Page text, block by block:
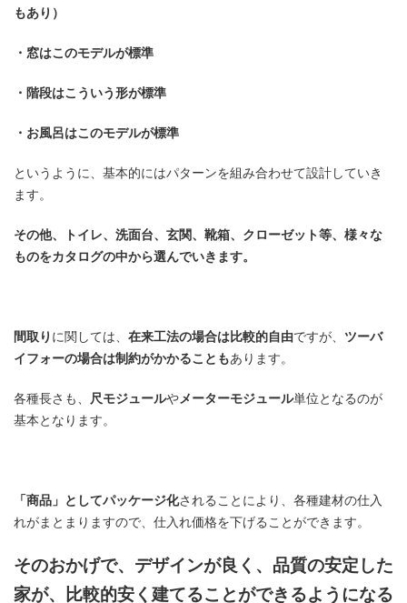
もあり）
・窓はこのモデルが標準
・階段はこういう形が標準
・お風呂はこのモデルが標準
というように、基本的にはパターンを組み合わせて設計していき
ます。
その他、トイレ、洗面台、玄関、靴箱、クローゼット等、様々な
ものをカタログの中から選んでいきます。
間取り に関しては、 在来工法の場合は比較的自由ですが、 ツーバ
イフォーの場合は制約がかかることもあります。
各種長さも、 尺モジュールやメーターモジュール単位となるのが
基本となります。
「商品」としてパッケージ化されることにより、各種建材の仕入
れがまとまりますので、仕入れ価格を下げることができます。
そのおかげで、デザインが良く、品質の安定した
家が、比較的安く建てることができるようになる